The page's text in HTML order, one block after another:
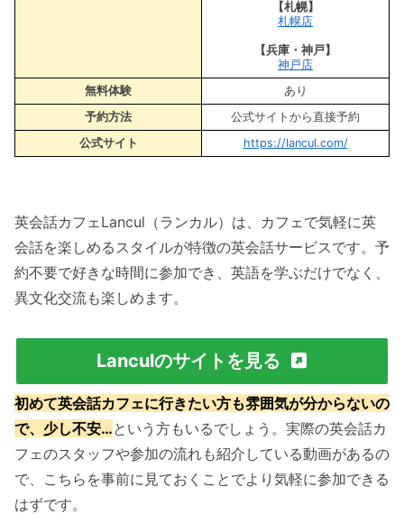
【札幌】
札幌店
【兵庫・神戸】
神戸店
無料体験
あり
予約方法
公式サイトから直接予約
公式サイト
https://lancul.com/
英会話カフェLancul（ランカル）は、カフェで気軽に英
会話を楽しめるスタイルが特徴の英会話サービスです。予
約不要で好きな時間に参加でき、英語を学ぶだけでなく、
異文化交流も楽しめます。
Lanculのサイトを見る
初めて英会話カフェに行きたい方も雰囲気が分からないの
で、少し不安…という方もいるでしょう。実際の英会話カ
フェのスタッフや参加の流れも紹介している動画があるの
で、こちらを事前に見ておくことでより気軽に参加できる
はずです。